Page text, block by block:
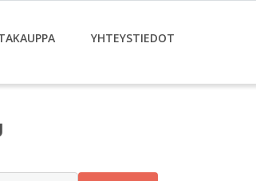
YHTEYSTIEDOT